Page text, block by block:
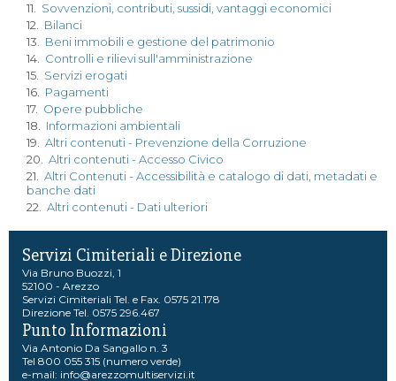
11. Sovvenzioni, contributi, sussidi, vantaggi economici
12. Bilanci
13. Beni immobili e gestione del patrimonio
14. Controlli e rilievi sull'amministrazione
15. Servizi erogati
16. Pagamenti
17. Opere pubbliche
18. Informazioni ambientali
19. Altri contenuti - Prevenzione della Corruzione
20. Altri contenuti - Accesso Civico
21. Altri Contenuti - Accessibilità e catalogo di dati, metadati e
banche dati
22. Altri contenuti - Dati ulteriori
Servizi Cimiteriali e Direzione
Via Bruno Buozzi, 1
52100 - Arezzo
Servizi Cimiteriali Tel. e Fax. 0575 21.178
Direzione Tel. 0575 296.467
Punto Informazioni
Via Antonio Da Sangallo n. 3
Tel 800 055 315 (numero verde)
e-mail: info@arezzomultiservizi.it